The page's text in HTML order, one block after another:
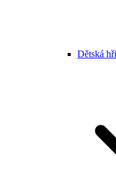
Dětská